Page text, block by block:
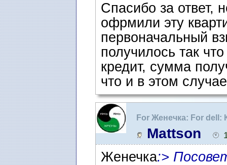
Спасибо за ответ,
офрмили эту
первоначальный
получилось так
кредит, сумма
что и в этом
For Женечка: For dell:
Швеции
Mattson
Женечка:>